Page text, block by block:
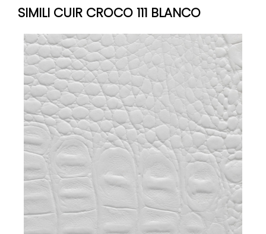
SIMILI CUIR CROCO 111 BLANCO